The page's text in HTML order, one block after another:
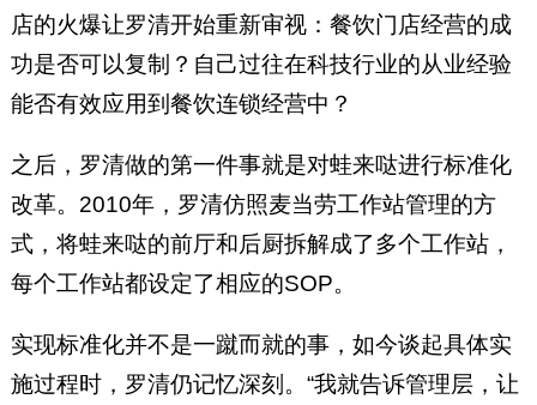
店的火爆让罗清开始重新审视：餐饮门店经营的成
功是否可以复制？自己过往在科技行业的从业经验
能否有效应用到餐饮连锁经营中？
之后，罗清做的第一件事就是对蛙来哒进行标准化
改革。2010年，罗清仿照麦当劳工作站管理的方
式，将蛙来哒的前厅和后厨拆解成了多个工作站，
每个工作站都设定了相应的SOP。
实现标准化并不是一蹴而就的事，如今谈起具体实
施过程时，罗清仍记忆深刻。“我就告诉管理层，让